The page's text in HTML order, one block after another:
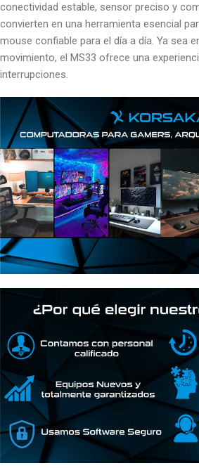
conectividad estable, sensor preciso y
convierten en una herramienta esencial
mouse confiable para el día a día. Ya sea
movimiento, el MS33 ofrece una
interrupciones.